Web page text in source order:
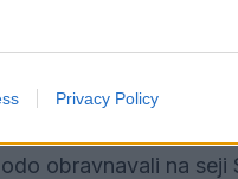
Privacy Policy
pozitivne
naslov
pripravili poročilo
obravnavali na seji